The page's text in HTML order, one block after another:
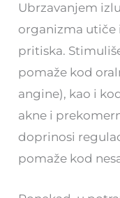
Ubrzavanjem
organizma utiče
pritiska.
pomaže kod
angine), kao i
akne i
doprinosi
pomaže kod